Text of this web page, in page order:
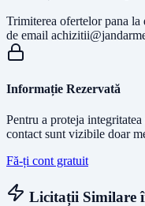
Trimiterea ofertelor pana la
de email
Informație Rezervată
Pentru a proteja
contact sunt vizibile doar
Fă-ți cont gratuit
Licitații Similare